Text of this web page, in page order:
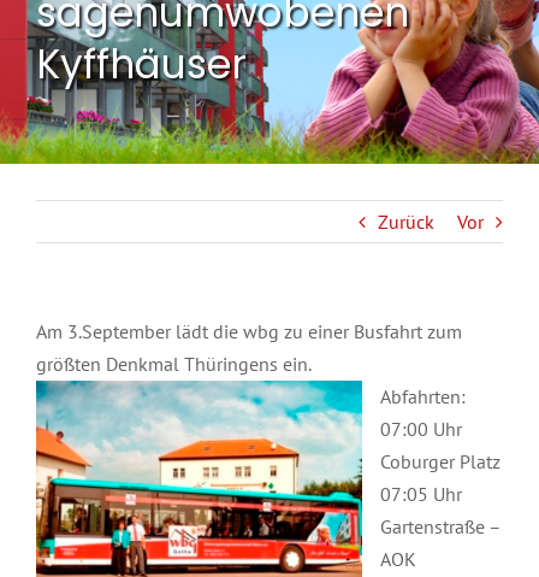
sagenumwobenen
Kyffhäuser
Zurück Vor
Am 3.September lädt die wbg zu einer Busfahrt zum
größten Denkmal Thüringens ein.
Abfahrten:
07:00 Uhr
Coburger Platz
07:05 Uhr
Gartenstraße –
AOK